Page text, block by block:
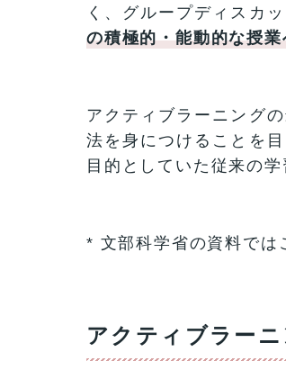
く、グループディスカ
の積極的・能動的な授
アクティブラーニング
法を身につけることを
目的としていた従来の
* 文部科学省の資料では
アクティブラー